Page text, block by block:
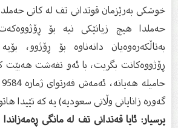
خوشكى بەرێزمان قوتدانى تف لە كاتى
حەملدا هیچ زیانێكى نیە بۆ ڕۆژووەكەت،
بەتاڵكەرەوەیان دانەناوە بۆ ڕۆژوو،
ڕۆژووەكانت بگریت، با ئەو تفەشت هەبێت كە
گەورە زانایانى وڵاتى سعودیە) یە كە تێیدا
پرسیار: ئایا قەتدانى تف لە مانگى ڕەمەزاندا